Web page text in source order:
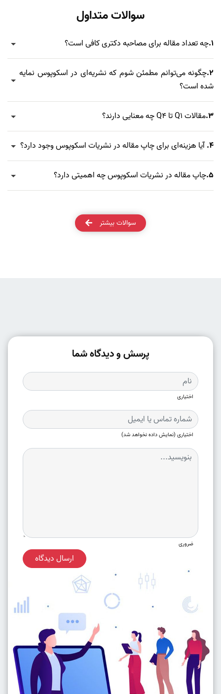
سوالات متداول
1.چه تعداد مقاله برای مصاحبه دکتری کافی است؟
2.چگونه می‌توانم مطمئن شوم که نشریه‌ای در اسکوپوس نمایه
شده است؟
3.مقالات Q1 تا Q4 چه معنایی دارند؟
4. آیا هزینه‌ای برای چاپ مقاله در نشریات اسکوپوس وجود دارد؟
5.چاپ مقاله در نشریات اسکوپوس چه اهمیتی دارد؟
سوالات بیشتر
پرسش و دیدگاه شما
اختیاری
اختیاری (نمایش داده نخواهد شد)
ضروری
ارسال دیدگاه